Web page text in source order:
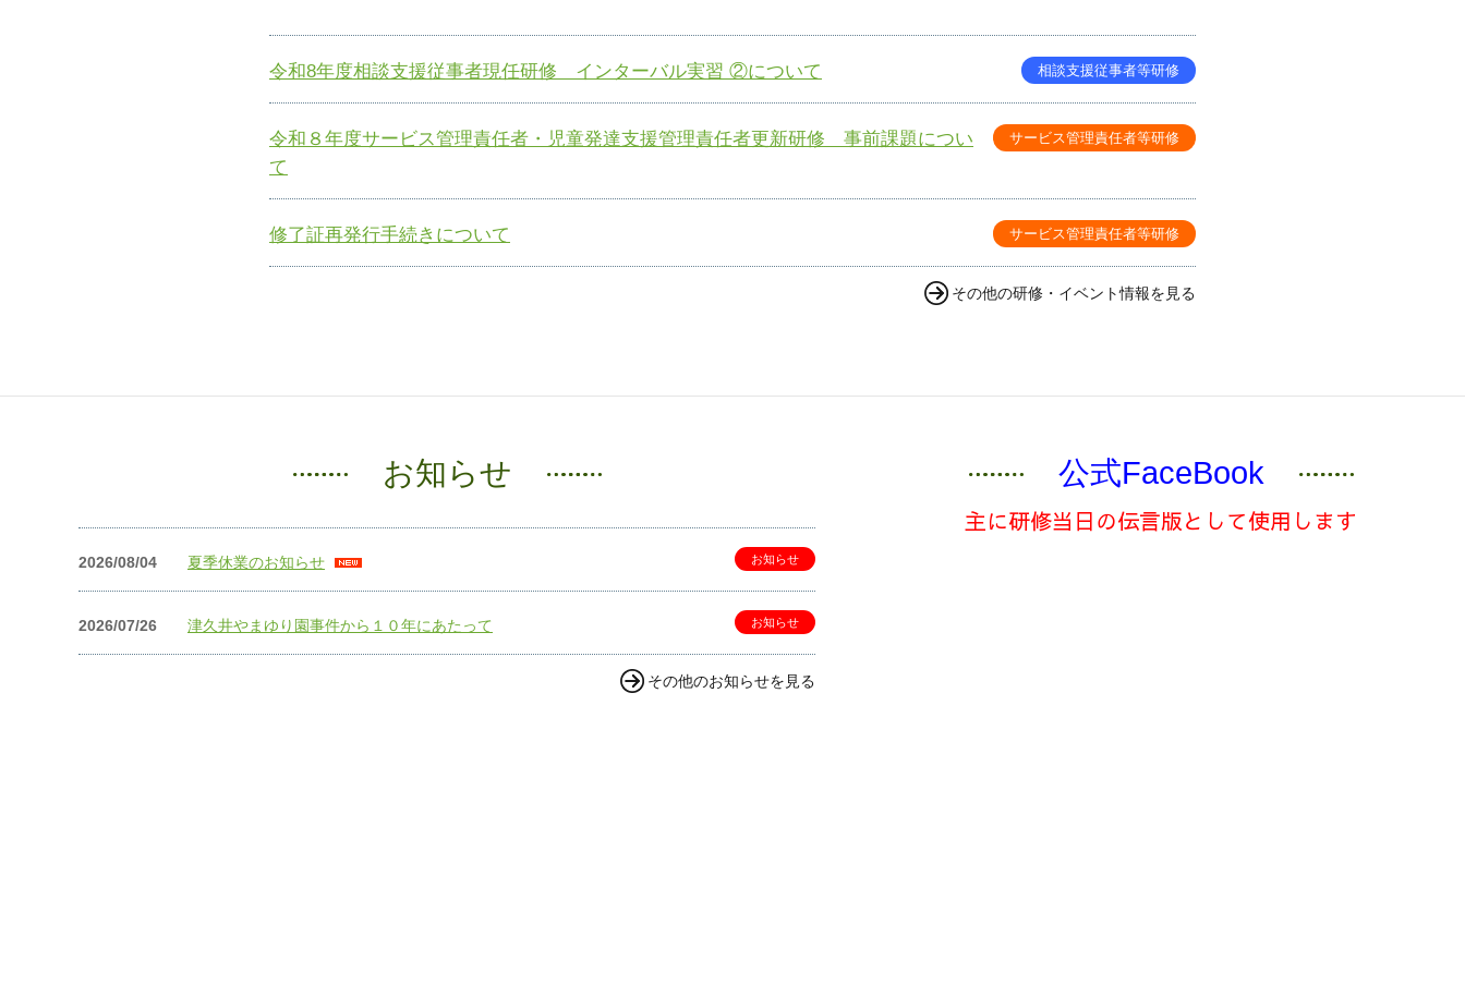
令和8年度相談支援従事者現任研修 インターバル実習 ②について 相談支援従事者等研修
令和８年度サービス管理責任者・児童発達支援管理責任者更新研修 事前課題につい
て
サービス管理責任者等研修
修了証再発行手続きについて サービス管理責任者等研修
その他の研修・イベント情報を見る
お知らせ
2026/08/04 夏季休業のお知らせ お知らせ
2026/07/26 津久井やまゆり園事件から１０年にあたって お知らせ
その他のお知らせを見る
公式FaceBook
主に研修当日の伝言版として使用します